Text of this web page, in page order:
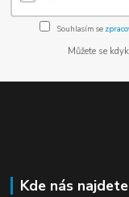
Souhlasím se
Můžete se
Kde nás najdete